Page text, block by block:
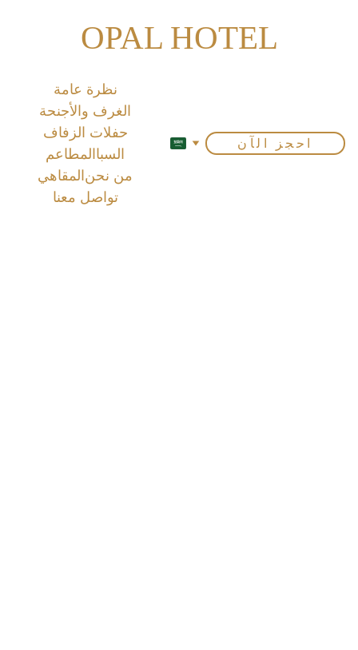
OPAL HOTEL
نظرة عامة
الغرف والأجنحة
حفلات الزفاف
المطاعمالسبا
المقاهيمن نحن
تواصل معنا
احجز الآن